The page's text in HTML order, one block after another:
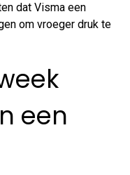
dat Visma een
om vroeger druk te
een